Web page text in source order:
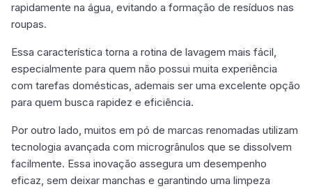
rapidamente na água, evitando a formação de resíduos nas
roupas.
Essa característica torna a rotina de lavagem mais fácil,
especialmente para quem não possui muita experiência
com tarefas domésticas, ademais ser uma excelente opção
para quem busca rapidez e eficiência.
Por outro lado, muitos em pó de marcas renomadas utilizam
tecnologia avançada com microgrânulos que se dissolvem
facilmente. Essa inovação assegura um desempenho
eficaz, sem deixar manchas e garantindo uma limpeza